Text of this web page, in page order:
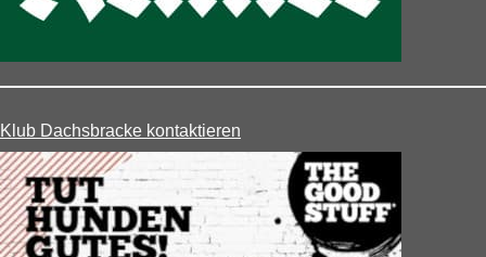
Klub Dachsbracke kontaktieren